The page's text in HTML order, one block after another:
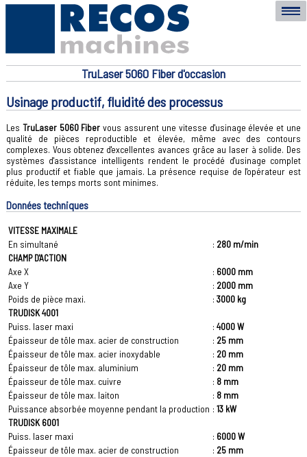
TruLaser 5060 Fiber d'occasion
Usinage productif, fluidité des processus
Les TruLaser 5060 Fiber vous assurent une vitesse d'usinage élevée et une
qualité de pièces reproductible et élevée, même avec des contours
complexes. Vous obtenez d'excellentes avances grâce au laser à solide. Des
systèmes d'assistance intelligents rendent le procédé d'usinage complet
plus productif et fiable que jamais. La présence requise de l'opérateur est
réduite, les temps morts sont minimes.
Données techniques
VITESSE MAXIMALE
En simultané
: 280 m/min
CHAMP D'ACTION
Axe X
: 6000 mm
Axe Y
: 2000 mm
Poids de pièce maxi.
: 3000 kg
TRUDISK 4001
Puiss. laser maxi
: 4000 W
Épaisseur de tôle max. acier de construction
: 25 mm
Épaisseur de tôle max. acier inoxydable
: 20 mm
Épaisseur de tôle max. aluminium
: 20 mm
Épaisseur de tôle max. cuivre
: 8 mm
Épaisseur de tôle max. laiton
: 8 mm
Puissance absorbée moyenne pendant la production : 13 kW
TRUDISK 6001
Puiss. laser maxi
: 6000 W
Épaisseur de tôle max. acier de construction
: 25 mm